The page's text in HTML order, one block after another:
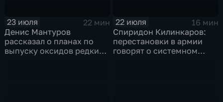
23 июля
22 мин
Денис Мантуров
рассказал о планах по
выпуску оксидов редких
22 июля
16 мин
Спиридон Килинкаров:
перестановки в армии
говорят о системном